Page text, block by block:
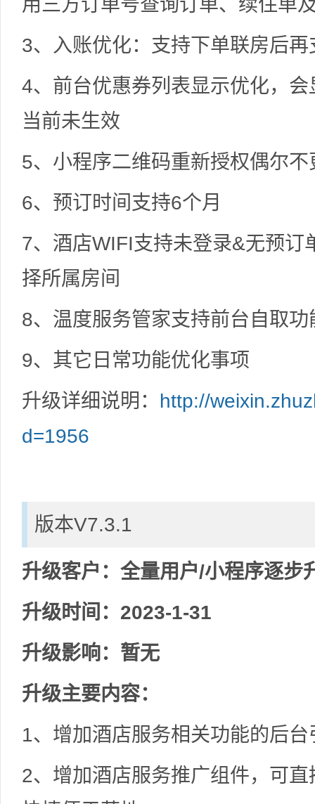
用三方订单号查询订单、续住单
3、入账优化：支持下单联房后
4、前台优惠券列表显示优化，
当前未生效
5、小程序二维码重新授权偶尔不
6、预订时间支持6个月
7、酒店WIFI支持未登录&无预订
择所属房间
8、温度服务管家支持前台自取功
9、其它日常功能优化事项
升级详细说明： http://
d=1956
版本V7.3.1
升级客户：全量用户/小程序逐步
升级时间：2023-1-31
升级影响：暂无
升级主要内容：
1、增加酒店服务相关功能的后
2、增加酒店服务推广组件，可